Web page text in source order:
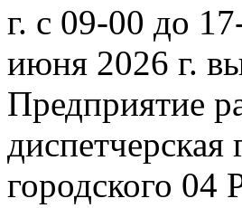
г. с 09-00 до
июня 2026 г.
Предприятие
диспетчерская
городского 04